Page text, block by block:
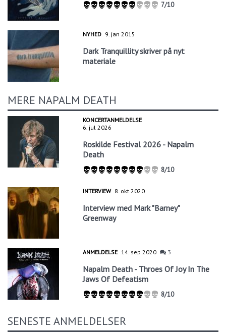
7/10
NYHED 9. jan 2015
Dark Tranquillity skriver på nyt
materiale
MERE NAPALM DEATH
KONCERTANMELDELSE
6. jul 2026
Roskilde Festival 2026 - Napalm
Death
8/10
INTERVIEW 8. okt 2020
Interview med Mark "Barney"
Greenway
ANMELDELSE 14. sep 2020 3
Napalm Death - Throes Of Joy In The
Jaws Of Defeatism
8/10
SENESTE ANMELDELSER